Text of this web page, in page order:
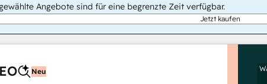
Angebote sind für eine begrenzte Zeit verfügbar.
Jetzt kaufen
Neu